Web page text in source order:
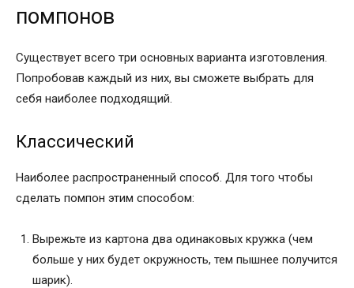
помпонов
Существует всего три основных варианта изготовления.
Попробовав каждый из них, вы сможете выбрать для
себя наиболее подходящий.
Классический
Наиболее распространенный способ. Для того чтобы
сделать помпон этим способом:
Вырежьте из картона два одинаковых кружка (чем
больше у них будет окружность, тем пышнее получится
шарик).